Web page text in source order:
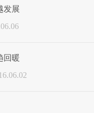
发展
回暖